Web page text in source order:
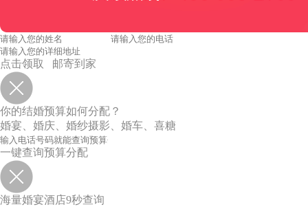
点击领取 邮寄到家
你的结婚预算如何分配？
婚宴、婚庆、婚纱摄影、婚车、喜糖
一键查询预算分配
海量婚宴酒店9秒查询